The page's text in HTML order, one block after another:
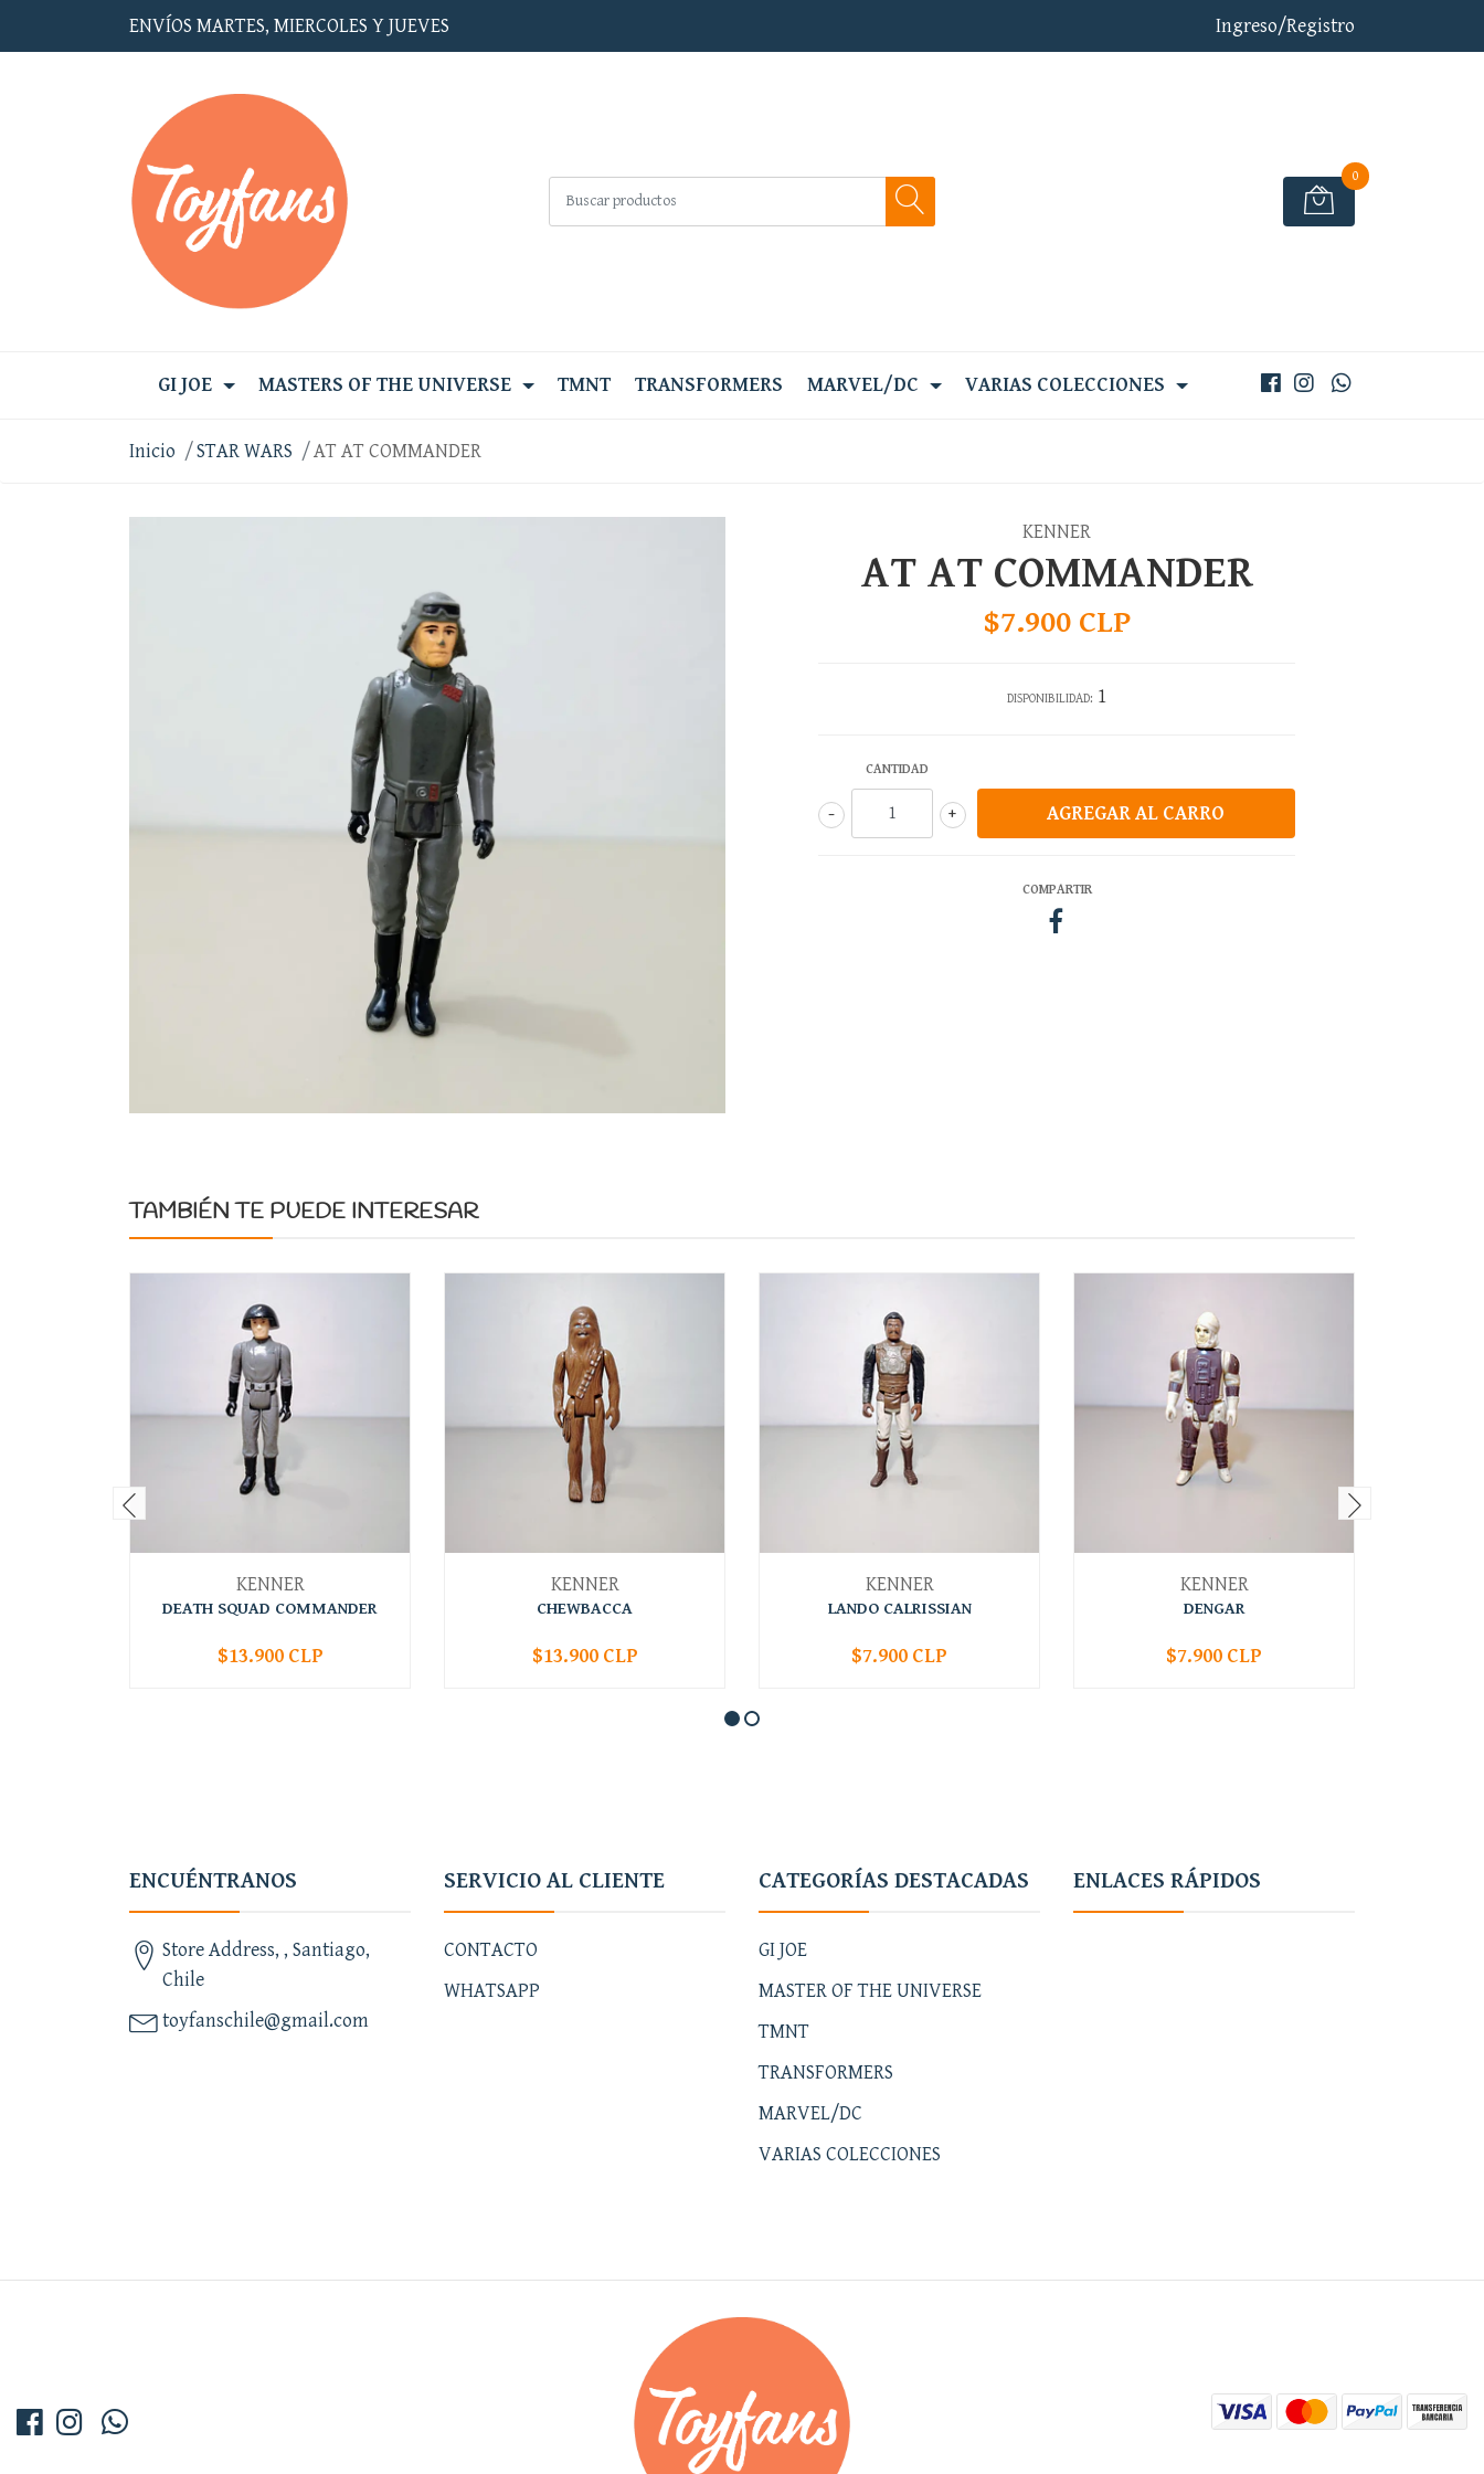
ENVÍOS MARTES, MIERCOLES Y JUEVES Ingreso/Registro
0
GI JOE MASTERS OF THE UNIVERSE TMNT TRANSFORMERS MARVEL/DC VARIAS COLECCIONES
Inicio STAR WARS AT AT COMMANDER
KENNER
AT AT COMMANDER
$7.900 CLP
DISPONIBILIDAD: 1
CANTIDAD
+
-
COMPARTIR
TAMBIÉN TE PUEDE INTERESAR
KENNER
DEATH SQUAD COMMANDER
+
$13.900 CLP
KENNER
CHEWBACCA
+
$13.900 CLP
KENNER
LANDO CALRISSIAN
+
$7.900 CLP
KENNER
DENGAR
+
$7.900 CLP
ENCUÉNTRANOS
Store Address, , Santiago,
Chile
toyfanschile@gmail.com
SERVICIO AL CLIENTE
CONTACTO
WHATSAPP
CATEGORÍAS DESTACADAS
GI JOE
MASTER OF THE UNIVERSE
TMNT
TRANSFORMERS
MARVEL/DC
VARIAS COLECCIONES
ENLACES RÁPIDOS